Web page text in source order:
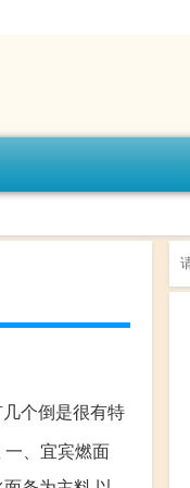
个倒是很有特
、宜宾燃面